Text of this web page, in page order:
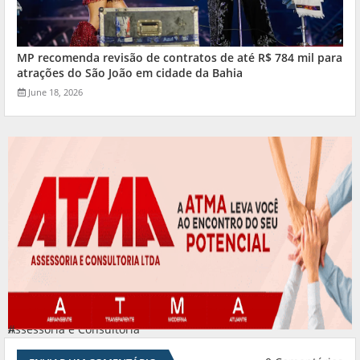
MP recomenda revisão de contratos de até R$ 784 mil para
atrações do São João em cidade da Bahia
June 18, 2026
Assessoria e Consultoria
#